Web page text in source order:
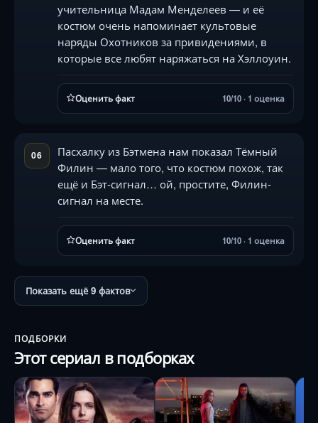
учительница Мадам Менделеев — и её
костюм очень напоминает культовые
наряды Охотников за привидениями, в
которые все любят наряжаться на Хэллоуин.
Оценить факт 10/10 · 1 оценка
06
Пасхалку из Бэтмена нам показал Тёмный
Филин — мало того, что костюм похож, так
ещё и Бэт-сигнал… ой, простите, Филин-
сигнал на месте.
Оценить факт 10/10 · 1 оценка
Показать ещё 9 фактов
ПОДБОРКИ
Этот сериал в подборках